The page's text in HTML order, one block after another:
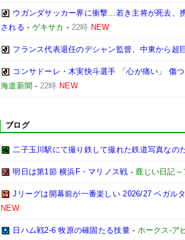
ウガンダサッカー界に衝撃…若き主将が死去、
される - ゲキサカ - 22時 NEW
フランス代表退任のデシャン監督、中東から超
コンサドーレ・木実快斗選手 「心が痛い」 傷
海道新聞 - 22時 NEW
ブログ
二子玉川駅にて撮り鉄して撮れた鉄道写真なの
明日は第1節 横浜F・マリノス戦 - 鹿じい日記
Jリーグは開幕前が一番楽しい 2026/27 ベガル
NEW
日ハム戦2-6 牧原の確固たる技量- ホークス-ア